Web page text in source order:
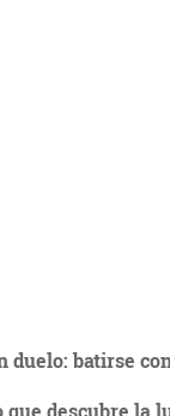
duelo: batirse
que descubre la